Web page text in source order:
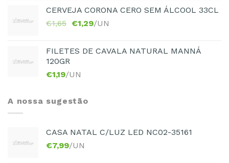
CERVEJA CORONA CERO SEM ÁLCOOL 33CL
€1,65 €1,29/UN
FILETES DE CAVALA NATURAL MANNÁ
120GR
€1,19/UN
A nossa sugestão
CASA NATAL C/LUZ LED NC02-35161
€7,99/UN